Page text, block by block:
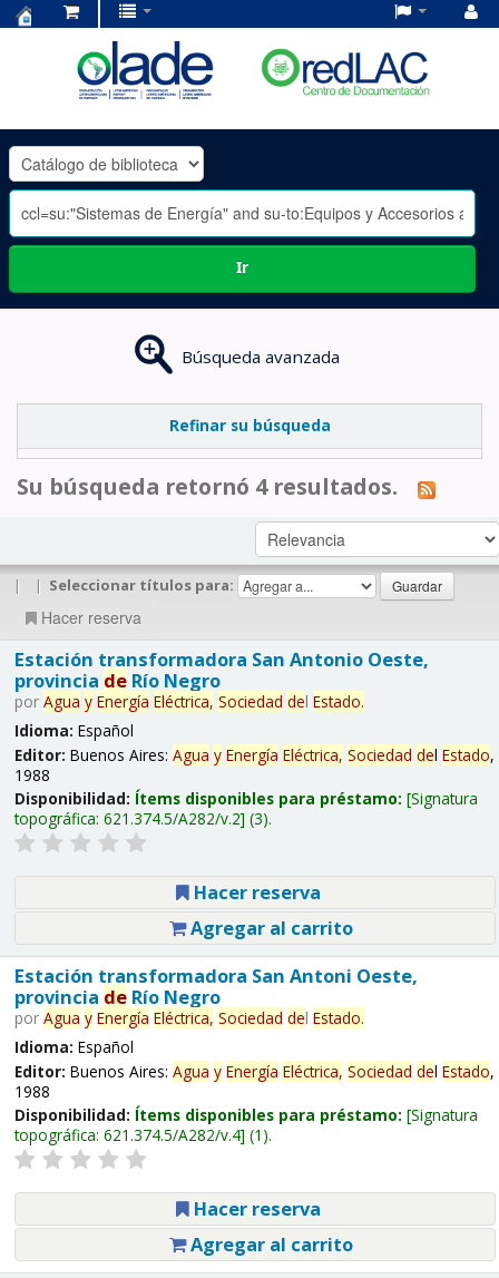
OLADE
-
Ir
Búsqueda avanzada
Refinar su búsqueda
Su búsqueda retornó 4 resultados.
| | Seleccionar títulos para:
Hacer reserva
Estación transformadora San Antonio Oeste,
provincia deRío Negro
por Agua y Energía Eléctrica, Sociedad del Estado.
Idioma: Español
Editor: Buenos Aires: Agua y Energía Eléctrica, Sociedad del Estado,
1988
Disponibilidad: Ítems disponibles para préstamo: Signatura
topográfica: 621.374.5/A282/v.2 (3).
Hacer reserva
Agregar al carrito
Estación transformadora San Antoni Oeste,
provincia deRío Negro
por Agua y Energía Eléctrica, Sociedad del Estado.
Idioma: Español
Editor: Buenos Aires: Agua y Energía Eléctrica, Sociedad del Estado,
1988
Disponibilidad: Ítems disponibles para préstamo: Signatura
topográfica: 621.374.5/A282/v.4 (1).
Hacer reserva
Agregar al carrito